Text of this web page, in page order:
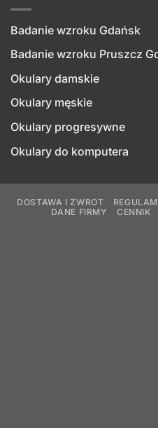
Badanie wzroku Gdańsk
Badanie wzroku Pruszcz
Okulary damskie
Okulary męskie
Okulary progresywne
Okulary do komputera
DOSTAWA I ZWROT
DANE FIRMY
CENNIK